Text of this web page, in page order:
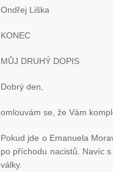
Ondřej Liška
KONEC
MŮJ DRUHÝ DOPIS
Dobrý den,
omlouvám se, že Vám
Pokud jde o Emanuela
po příchodu nacistů. Navíc
války.